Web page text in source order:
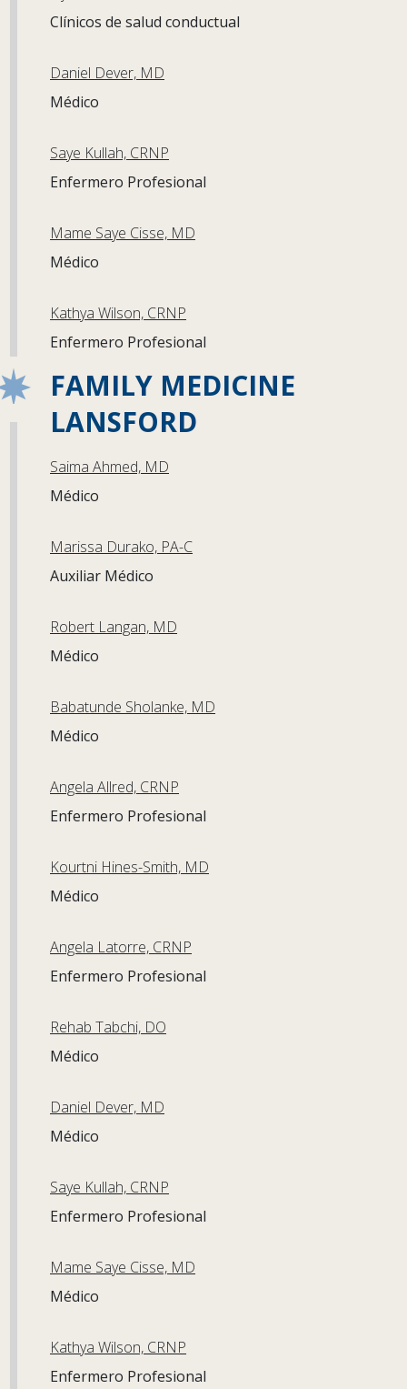
Clínicos de salud conductual
Daniel Dever, MD
Médico
Saye Kullah, CRNP
Enfermero Profesional
Mame Saye Cisse, MD
Médico
Kathya Wilson, CRNP
Enfermero Profesional
FAMILY MEDICINE
LANSFORD
Saima Ahmed, MD
Médico
Marissa Durako, PA-C
Auxiliar Médico
Robert Langan, MD
Médico
Babatunde Sholanke, MD
Médico
Angela Allred, CRNP
Enfermero Profesional
Kourtni Hines-Smith, MD
Médico
Angela Latorre, CRNP
Enfermero Profesional
Rehab Tabchi, DO
Médico
Daniel Dever, MD
Médico
Saye Kullah, CRNP
Enfermero Profesional
Mame Saye Cisse, MD
Médico
Kathya Wilson, CRNP
Enfermero Profesional